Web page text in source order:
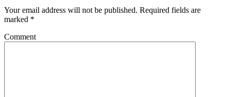
Your email address will not be published. Required fields are
marked *
Comment